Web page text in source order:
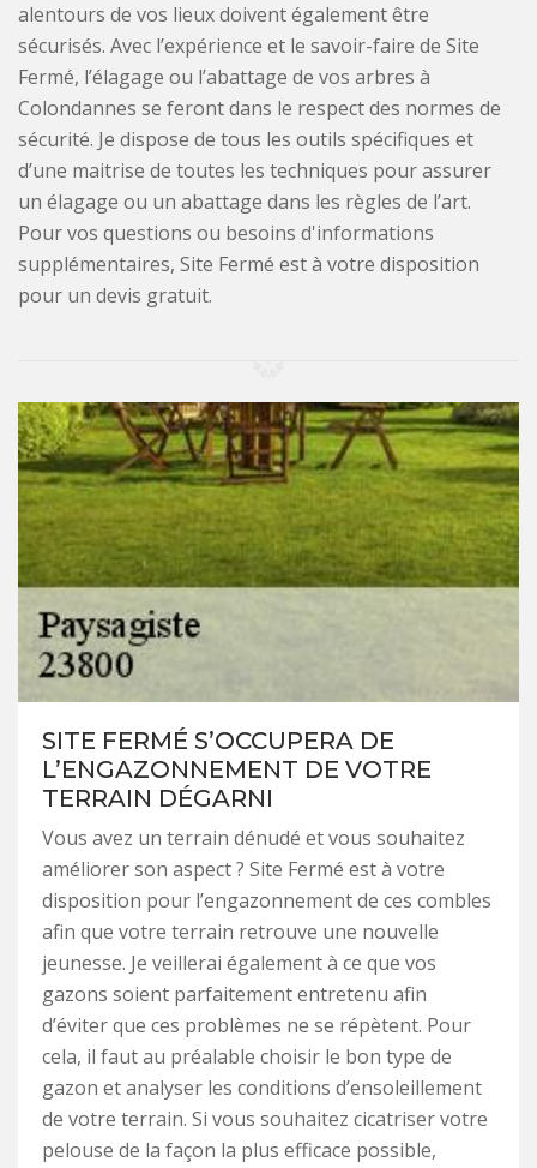
alentours de vos lieux doivent également être
sécurisés. Avec l’expérience et le savoir-faire de Site
Fermé, l’élagage ou l’abattage de vos arbres à
Colondannes se feront dans le respect des normes de
sécurité. Je dispose de tous les outils spécifiques et
d’une maitrise de toutes les techniques pour assurer
un élagage ou un abattage dans les règles de l’art.
Pour vos questions ou besoins d'informations
supplémentaires, Site Fermé est à votre disposition
pour un devis gratuit.
SITE FERMÉ S’OCCUPERA DE
L’ENGAZONNEMENT DE VOTRE
TERRAIN DÉGARNI
Vous avez un terrain dénudé et vous souhaitez
améliorer son aspect ? Site Fermé est à votre
disposition pour l’engazonnement de ces combles
afin que votre terrain retrouve une nouvelle
jeunesse. Je veillerai également à ce que vos
gazons soient parfaitement entretenu afin
d’éviter que ces problèmes ne se répètent. Pour
cela, il faut au préalable choisir le bon type de
gazon et analyser les conditions d’ensoleillement
de votre terrain. Si vous souhaitez cicatriser votre
pelouse de la façon la plus efficace possible,